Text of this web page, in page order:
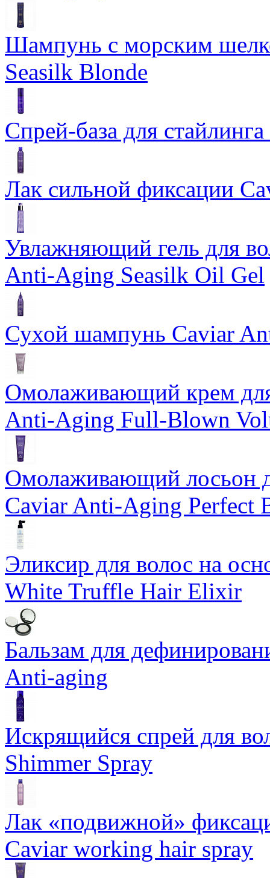
Шампунь с морским
Seasilk Blonde
Спрей-база для
Лак сильной фиксации
Увлажняющий гель для
Anti-Aging Seasilk Oil Gel
Сухой шампунь Caviar
Омолаживающий крем
Anti-Aging Full-Blown
Омолаживающий лосьон
Caviar Anti-Aging Perfect
Эликсир для волос на
White Truffle Hair Elixir
Бальзам для
Anti-aging
Искрящийся спрей для
Shimmer Spray
Лак «подвижной»
Caviar working hair spray